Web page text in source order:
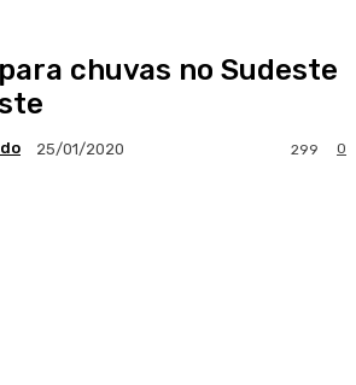
chuvas no Sudeste
25/01/2020 0
299